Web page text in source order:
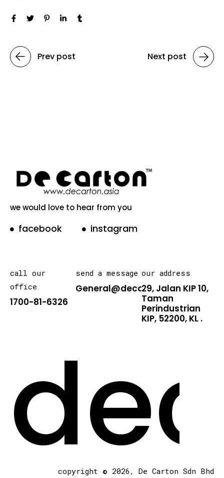
Prev post Next post
we would love to hear from you
facebook instagram
call our
office
1700-81-6326
send a message
General@decarton.asia
our address
29, Jalan KIP 10,
Taman
Perindustrian
KIP, 52200, KL .
copyright © 2026, De Carton Sdn Bhd